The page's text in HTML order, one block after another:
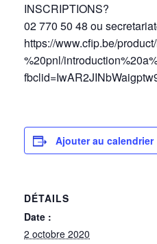
INSCRIPTIONS?
02 770 50 48 ou
https://www.cfip.be/
%20pnl/
Ajouter au calendrier
DÉTAILS
Date :
2 octobre 2020